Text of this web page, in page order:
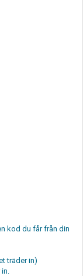
kod du får från din
träder in)